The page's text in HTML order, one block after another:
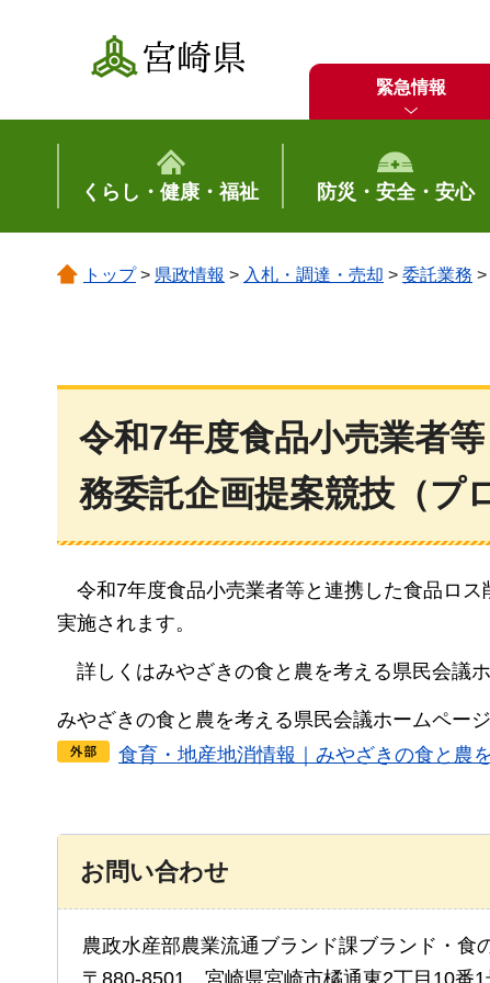
宮崎県
緊急情報
くらし・健康・福祉 防災・安全・安心
トップ> 県政情報 > 入札・調達・売却 > 委託業務 >
令和7年度食品小売業者
務委託企画提案競技（プ
令和7年度食品小売業者等と連携した食品ロ
実施されます。
詳し くはみやざきの食と農を考える県民会議
みやざきの食と農を考える県民会議ホームページ
食育・地産地消情報｜みやざきの食と農
お問い合わせ
農政水産部農業流通ブランド課ブランド・食
〒880-8501 宮崎県宮崎市橘通東2丁目10番1